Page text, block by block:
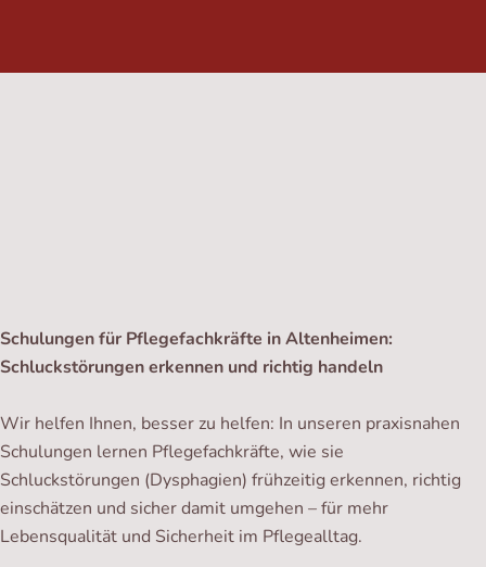
Schulungen für Pflegefachkräfte in Altenheimen:
Schluckstörungen erkennen und richtig handeln
Wir helfen Ihnen, besser zu helfen: In unseren praxisnahen
Schulungen lernen Pflegefachkräfte, wie sie
Schluckstörungen (Dysphagien) frühzeitig erkennen, richtig
einschätzen und sicher damit umgehen – für mehr
Lebensqualität und Sicherheit im Pflegealltag.